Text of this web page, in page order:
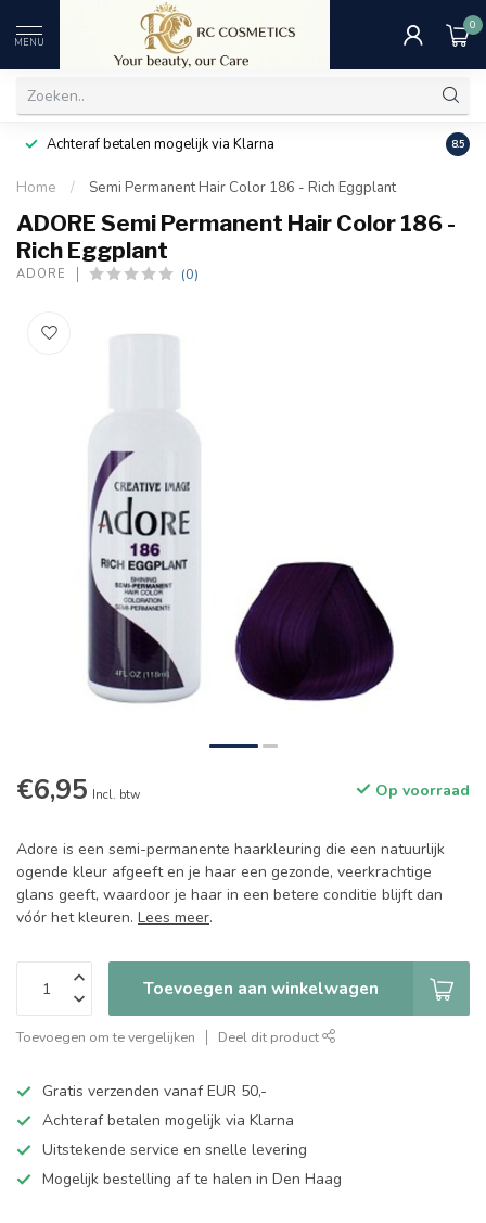
MENU
0
Achteraf betalen mogelijk via Klarna 8.5
Home / Semi Permanent Hair Color 186 - Rich Eggplant
ADORE Semi Permanent Hair Color 186 -
Rich Eggplant
ADORE (0)
€6,95 Incl. btw Op voorraad
Adore is een semi-permanente haarkleuring die een natuurlijk
ogende kleur afgeeft en je haar een gezonde, veerkrachtige
glans geeft, waardoor je haar in een betere conditie blijft dan
vóór het kleuren. Lees meer.
Toevoegen aan winkelwagen
Toevoegen om te vergelijken Deel dit product
Gratis verzenden vanaf EUR 50,-
Achteraf betalen mogelijk via Klarna
Uitstekende service en snelle levering
Mogelijk bestelling af te halen in Den Haag